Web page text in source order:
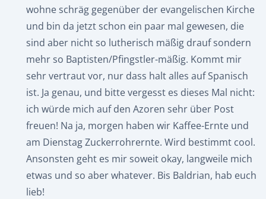
wohne schräg gegenüber der evangelischen Kirche
und bin da jetzt schon ein paar mal gewesen, die
sind aber nicht so lutherisch mäßig drauf sondern
mehr so Baptisten/Pfingstler-mäßig. Kommt mir
sehr vertraut vor, nur dass halt alles auf Spanisch
ist. Ja genau, und bitte vergesst es dieses Mal nicht:
ich würde mich auf den Azoren sehr über Post
freuen! Na ja, morgen haben wir Kaffee-Ernte und
am Dienstag Zuckerrohrernte. Wird bestimmt cool.
Ansonsten geht es mir soweit okay, langweile mich
etwas und so aber whatever. Bis Baldrian, hab euch
lieb!